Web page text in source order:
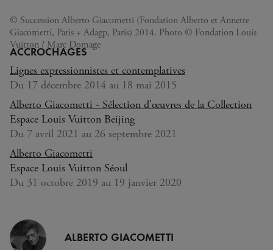
© Succession Alberto Giacometti (Fondation Alberto et Annette
Giacometti, Paris + Adagp, Paris) 2014. Photo © Fondation Louis
Vuitton / Marc Domage
ACCROCHAGES
Lignes expressionnistes et contemplatives
Du 17 décembre 2014 au 18 mai 2015
Alberto Giacometti - Sélection d'œuvres de la Collection
Espace Louis Vuitton Beijing
Du 7 avril 2021 au 26 septembre 2021
Alberto Giacometti
Espace Louis Vuitton Séoul
Du 31 octobre 2019 au 19 janvier 2020
ALBERTO GIACOMETTI